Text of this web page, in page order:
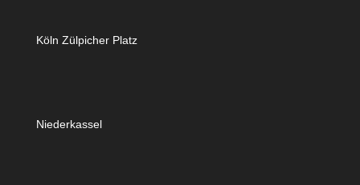
Köln Zülpicher Platz
Niederkassel